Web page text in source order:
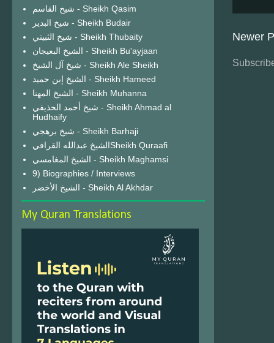
Newer
شيخ القاسم - Sheikh Qasim
شيخ البدير - Sheikh Budair
شيخ الثبيتي - Sheikh Thubaity
الشيخ البعيجان - Sheikh Bu'ayjaan
شيخ آل الشيخ - Sheikh Ale Sheikh
الشيخ إبن حميد - Sheikh Hameed
الشيخ المهنا - Sheikh Muhanna
شيخ أحمد الحذيفي - Sheikh Ahmad al
Hudhaify
شيخ برهجي - Sheikh Barhaji
الشيخ عبدالله القرافيSheikh Quraafi
الشيخ المغامسي - Sheikh Maghamsi
9) Biographies / Interviews
الشيخ الأخضر - Sheikh Al Akhdar
My Quran Translations